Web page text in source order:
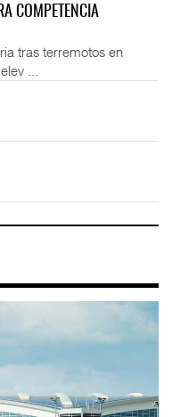
COMPETENCIA
tras terremotos en
...